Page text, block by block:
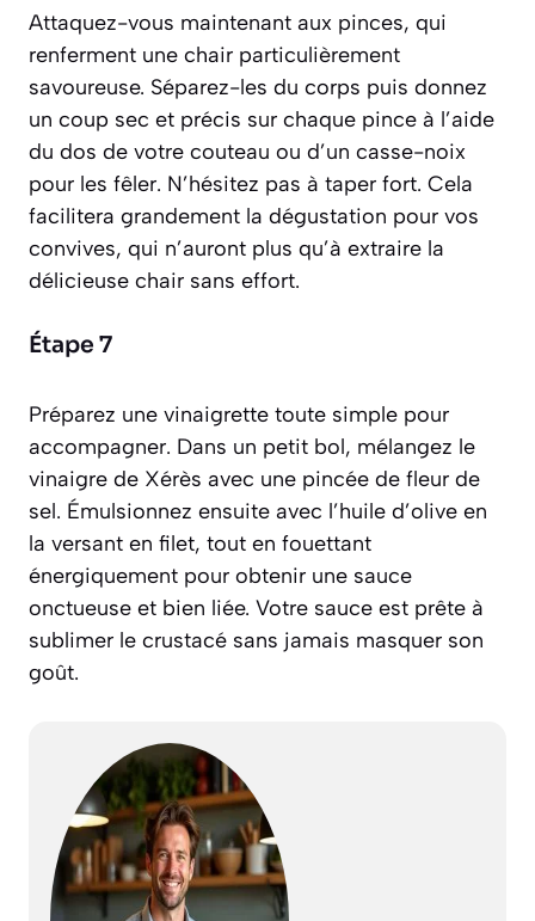
Attaquez-vous maintenant aux pinces, qui
renferment une chair particulièrement
savoureuse. Séparez-les du corps puis donnez
un coup sec et précis sur chaque pince à l’aide
du dos de votre couteau ou d’un casse-noix
pour les fêler. N’hésitez pas à taper fort. Cela
facilitera grandement la dégustation pour vos
convives, qui n’auront plus qu’à extraire la
délicieuse chair sans effort.
Étape 7
Préparez une vinaigrette toute simple pour
accompagner. Dans un petit bol, mélangez le
vinaigre de Xérès avec une pincée de fleur de
sel. Émulsionnez ensuite avec l’huile d’olive en
la versant en filet, tout en fouettant
énergiquement pour obtenir une sauce
onctueuse et bien liée. Votre sauce est prête à
sublimer le crustacé sans jamais masquer son
goût.